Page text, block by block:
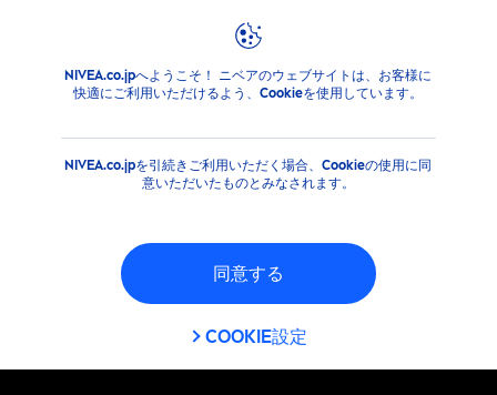
NIVEA.co.jpへようこそ！ ニベアのウェブサイトは、お客様に
快適にご利用いただけるよう、Cookieを使用しています。
NIVEA.co.jpを引続きご利用いただく場合、Cookieの使用に同
意いただいたものとみなされます。
同意する
COOKIE設定
注目情報
サブカテゴリ―
クリーム
フェイスケア
ボディウォッシュ